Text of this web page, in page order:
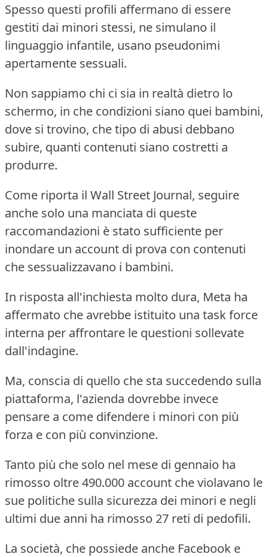
Spesso questi profili affermano di essere
gestiti dai minori stessi, ne simulano il
linguaggio infantile, usano pseudonimi
apertamente sessuali.
Non sappiamo chi ci sia in realtà dietro lo
schermo, in che condizioni siano quei bambini,
dove si trovino, che tipo di abusi debbano
subire, quanti contenuti siano costretti a
produrre.
Come riporta il Wall Street Journal, seguire
anche solo una manciata di queste
raccomandazioni è stato sufficiente per
inondare un account di prova con contenuti
che sessualizzavano i bambini.
In risposta all'inchiesta molto dura, Meta ha
affermato che avrebbe istituito una task force
interna per affrontare le questioni sollevate
dall'indagine.
Ma, conscia di quello che sta succedendo sulla
piattaforma, l'azienda dovrebbe invece
pensare a come difendere i minori con più
forza e con più convinzione.
Tanto più che solo nel mese di gennaio ha
rimosso oltre 490.000 account che violavano le
sue politiche sulla sicurezza dei minori e negli
ultimi due anni ha rimosso 27 reti di pedofili.
La società, che possiede anche Facebook e